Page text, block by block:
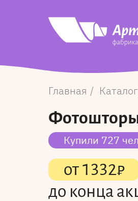
Главная Каталог
Купили 727
от1332₽
до конца